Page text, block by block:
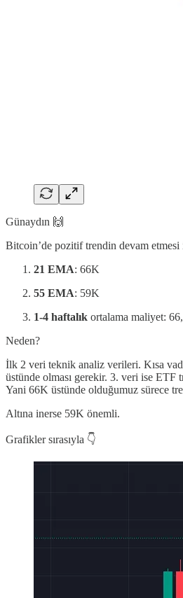
Günaydın 🙌
Bitcoin’de pozitif trendin devam
21 EMA: 66K
55 EMA: 59K
1-4 haftalık ortalama maliyet:
Neden?
İlk 2 veri teknik analiz verileri. Kısa
üstünde olması gerekir. 3. veri ise ETF
Yani 66K üstünde olduğumuz sürece
Altına inerse 59K önemli.
Grafikler sırasıyla 👇